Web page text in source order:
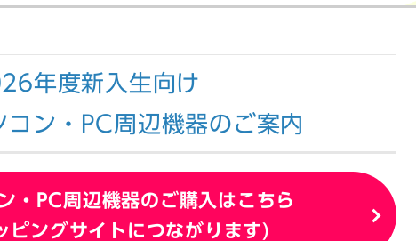
年度新入生向け
コン・PC周辺機器のご案内
・PC周辺機器のご購入はこちら
ピングサイトにつながります)